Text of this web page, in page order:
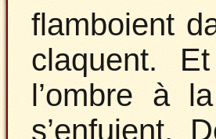
flamboient
claquent.
l’ombre à
s’enfuient.